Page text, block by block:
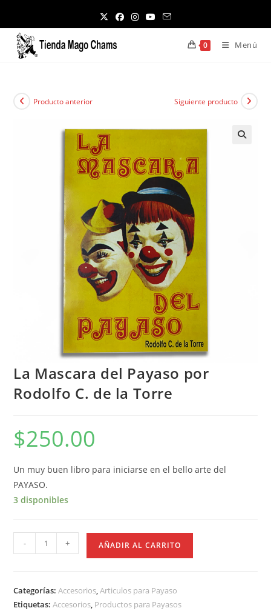
contenido
0 Menú
Producto anterior Siguiente producto
La Mascara del Payaso por
Rodolfo C. de la Torre
$250.00
Un muy buen libro para iniciarse en el bello arte del
PAYASO.
3 disponibles
Mascara
por
- + AÑADIR AL CARRITO
Categorías:Accesorios,Articulos para Payaso
Etiquetas:Accesorios, Productos para Payasos